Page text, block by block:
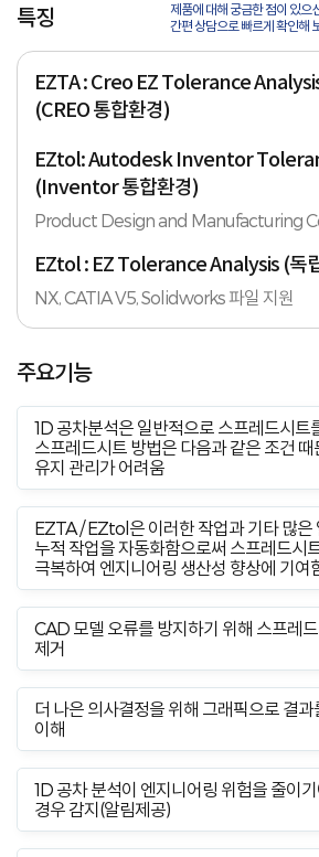
제품에 대해 궁금한 점이 있으
간편 상담으로 빠르게 확인해
특징
EZTA : Creo EZ Tolerance
(CREO 통합환경)
EZtol: Autodesk Inventor
(Inventor 통합환경)
Product Design and Manufacturing
EZtol : EZ Tolerance Analysis (독
NX, CATIA V5, Solidworks 파일 지원
주요기능
1D 공차분석은 일반적으로 스프레드시트
스프레드시트 방법은 다음과 같은 조건 때
유지 관리가 어려움
EZTA / EZtol은 이러한 작업과 기타 많은
누적 작업을 자동화함으로써 스프레드시
극복하여 엔지니어링 생산성 향상에 기여
CAD 모델 오류를 방지하기 위해 스프레
제거
더 나은 의사결정을 위해 그래픽으로 결과
이해
1D 공차 분석이 엔지니어링 위험을 줄이
경우 감지(알림제공)